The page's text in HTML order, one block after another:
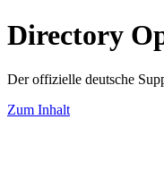
Directory
Der offizielle deutsche
Zum Inhalt